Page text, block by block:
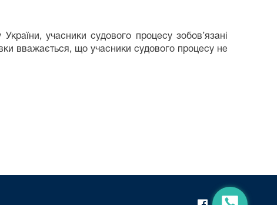
учасники судового процесу зобов’язані
вважається, що учасники судового процесу не